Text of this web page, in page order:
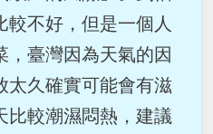
較不好，但是一個人
，臺灣因為天氣的因
太久確實可能會有滋
比較潮濕悶熱，建議